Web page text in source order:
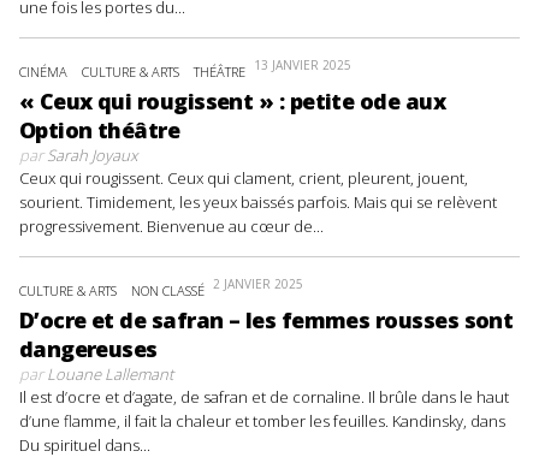
une fois les portes du...
CINÉMA CULTURE & ARTS THÉÂTRE 13 JANVIER 2025
« Ceux qui rougissent » : petite ode aux
Option théâtre
parSarah Joyaux
Ceux qui rougissent. Ceux qui clament, crient, pleurent, jouent,
sourient. Timidement, les yeux baissés parfois. Mais qui se relèvent
progressivement. Bienvenue au cœur de...
CULTURE & ARTS NON CLASSÉ 2 JANVIER 2025
D’ocre et de safran – les femmes rousses sont
dangereuses
parLouane Lallemant
Il est d’ocre et d’agate, de safran et de cornaline. Il brûle dans le haut
d’une flamme, il fait la chaleur et tomber les feuilles. Kandinsky, dans
Du spirituel dans...